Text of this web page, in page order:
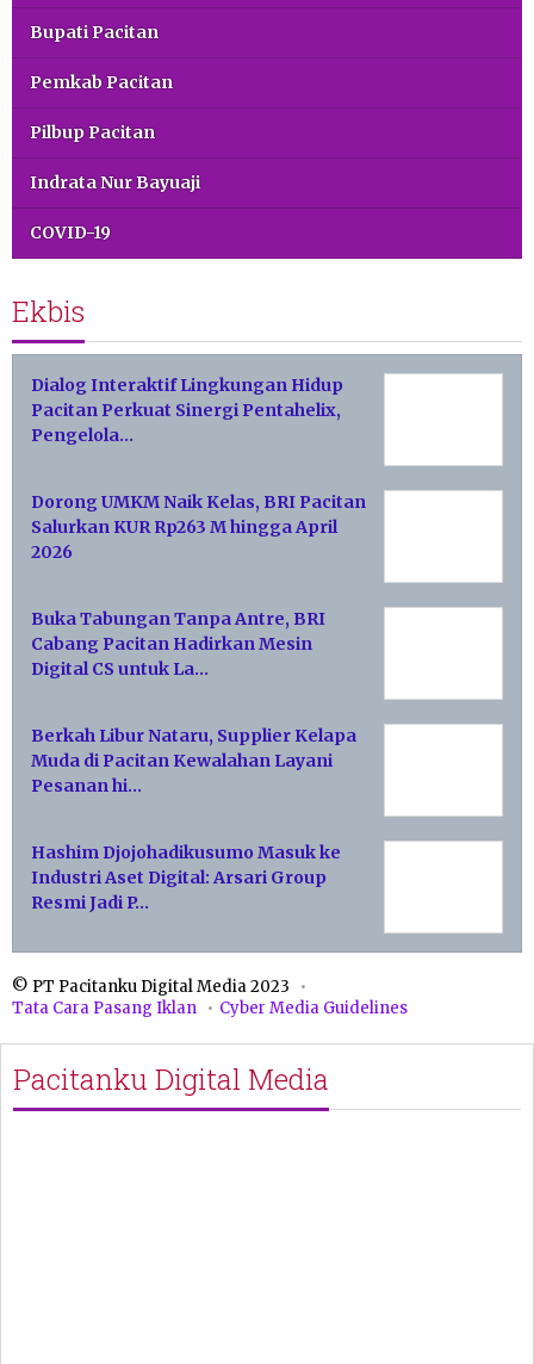
Bupati Pacitan
Pemkab Pacitan
Pilbup Pacitan
Indrata Nur Bayuaji
COVID-19
Ekbis
Dialog Interaktif Lingkungan Hidup
Pacitan Perkuat Sinergi Pentahelix,
Pengelola…
Dorong UMKM Naik Kelas, BRI Pacitan
Salurkan KUR Rp263 M hingga April
2026
Buka Tabungan Tanpa Antre, BRI
Cabang Pacitan Hadirkan Mesin
Digital CS untuk La…
Berkah Libur Nataru, Supplier Kelapa
Muda di Pacitan Kewalahan Layani
Pesanan hi…
Hashim Djojohadikusumo Masuk ke
Industri Aset Digital: Arsari Group
Resmi Jadi P…
© PT Pacitanku Digital Media 2023
Tata Cara Pasang Iklan
Cyber Media Guidelines
Pacitanku Digital Media